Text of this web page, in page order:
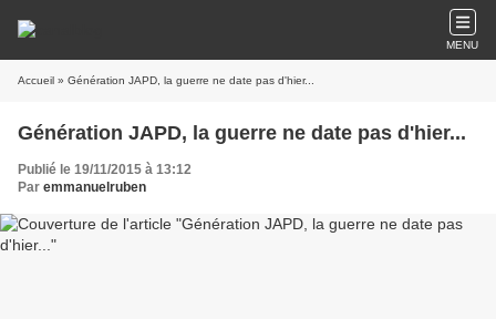
MENU
Accueil » Génération JAPD, la guerre ne date pas d'hier...
Génération JAPD, la guerre ne date pas d'hier...
Publié le 19/11/2015 à 13:12
Par emmanuelruben